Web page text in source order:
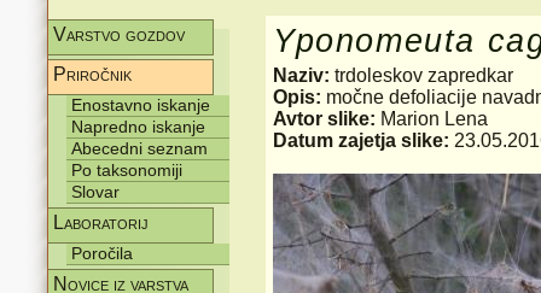
Varstvo gozdov
Priročnik
Enostavno iskanje
Napredno iskanje
Abecedni seznam
Po taksonomiji
Slovar
Laboratorij
Poročila
Novice iz varstva
Yponomeuta
Naziv: trdoleskov zapredkar
Opis: močne defoliacije
Avtor slike: Marion Lena
Datum zajetja slike: